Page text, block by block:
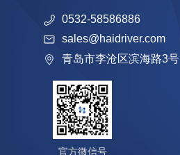
0532-58586886
sales@haidriver.com
青岛市李沧区滨海路3号
官方微信号